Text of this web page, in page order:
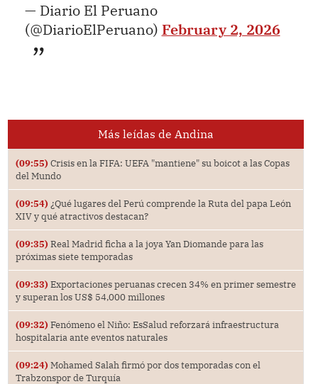
— Diario El Peruano
(@DiarioElPeruano) February 2, 2026
Más leídas de Andina
(09:55) Crisis en la FIFA: UEFA "mantiene" su boicot a las Copas
del Mundo
(09:54) ¿Qué lugares del Perú comprende la Ruta del papa León
XIV y qué atractivos destacan?
(09:35) Real Madrid ficha a la joya Yan Diomande para las
próximas siete temporadas
(09:33) Exportaciones peruanas crecen 34% en primer semestre
y superan los US$ 54,000 millones
(09:32) Fenómeno el Niño: EsSalud reforzará infraestructura
hospitalaria ante eventos naturales
(09:24) Mohamed Salah firmó por dos temporadas con el
Trabzonspor de Turquía